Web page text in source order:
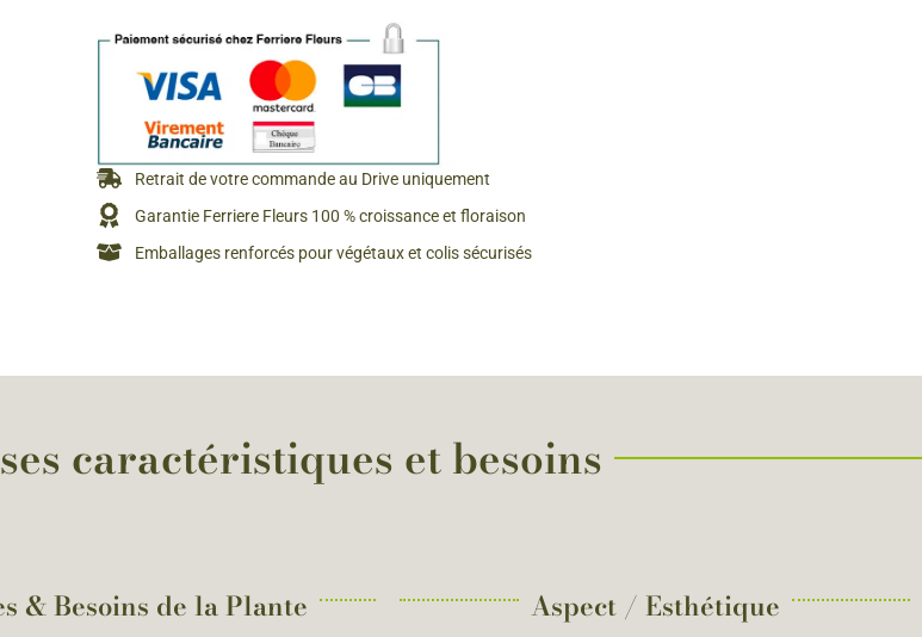
Semences & Graines Spéciales Fraîcheur
d’Antan
Bulbes de fleurs de A à Z
Bulbes du Potager
Retrait de votre commande au Drive uniquement
Garantie Ferriere Fleurs 100 % croissance et floraison
Emballages renforcés pour végétaux et colis sécurisés
caractéristiques et besoins
& Besoins de la Plante​ Aspect / Esthétique